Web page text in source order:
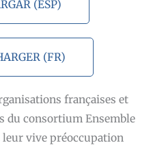
(ESP)
(FR)
françaises et
du consortium Ensemble
vive préoccupation